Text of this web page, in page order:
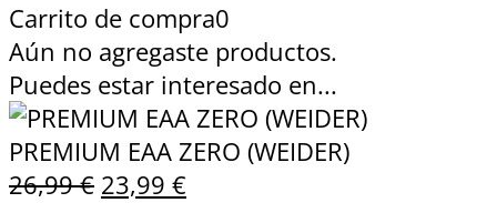
Carrito de compra0
Aún no agregaste productos.
Puedes estar interesado en...
PREMIUM EAA ZERO (WEIDER)
26,99€ 23,99 €